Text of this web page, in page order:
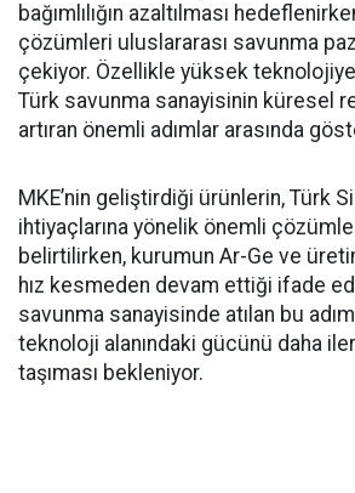
bağımlılığın azaltılması
çözümleri uluslararası savunma
çekiyor. Özellikle yüksek
Türk savunma sanayisinin küresel
artıran önemli adımlar arasında
MKE’nin geliştirdiği ürünlerin, Türk
ihtiyaçlarına yönelik önemli
belirtilirken, kurumun Ar-Ge ve
hız kesmeden devam ettiği ifade
savunma sanayisinde atılan bu
teknoloji alanındaki gücünü daha
taşıması bekleniyor.